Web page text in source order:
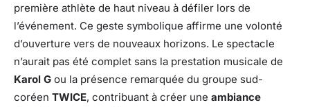
première athlète de haut niveau à défiler lors de
l’événement. Ce geste symbolique affirme une volonté
d’ouverture vers de nouveaux horizons. Le spectacle
n’aurait pas été complet sans la prestation musicale de
Karol G ou la présence remarquée du groupe sud-
coréen TWICE, contribuant à créer une ambiance